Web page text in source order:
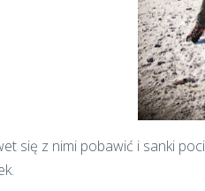
się z nimi pobawić i sanki